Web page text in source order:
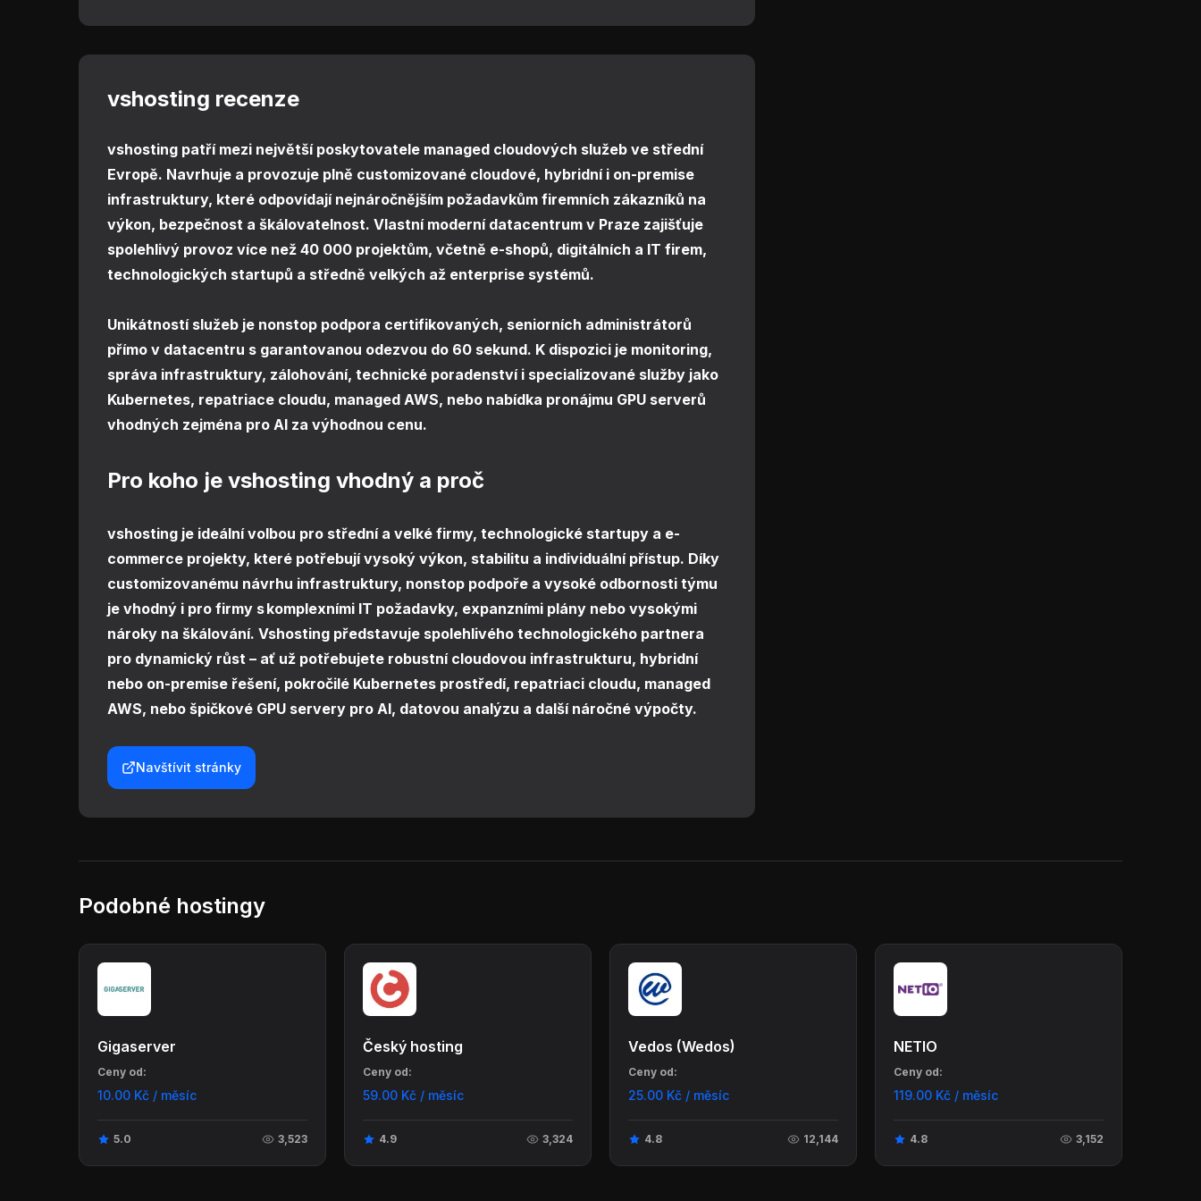
vshosting recenze
vshosting patří mezi největší poskytovatele managed cloudových služeb ve střední
Evropě. Navrhuje a provozuje plně customizované cloudové, hybridní i on-premise
infrastruktury, které odpovídají nejnáročnějším požadavkům firemních zákazníků na
výkon, bezpečnost a škálovatelnost. Vlastní moderní datacentrum v Praze zajišťuje
spolehlivý provoz více než 40 000 projektům, včetně e-shopů, digitálních a IT firem,
technologických startupů a středně velkých až enterprise systémů.
Unikátností služeb je nonstop podpora certifikovaných, seniorních administrátorů
přímo v datacentru s garantovanou odezvou do 60 sekund. K dispozici je monitoring,
správa infrastruktury, zálohování, technické poradenství i specializované služby jako
Kubernetes, repatriace cloudu, managed AWS, nebo nabídka pronájmu GPU serverů
vhodných zejména pro AI za výhodnou cenu.
Pro koho je vshosting vhodný a proč
vshosting je ideální volbou pro střední a velké firmy, technologické startupy a e-
commerce projekty, které potřebují vysoký výkon, stabilitu a individuální přístup. Díky
customizovanému návrhu infrastruktury, nonstop podpoře a vysoké odbornosti týmu
je vhodný i pro firmy s komplexními IT požadavky, expanzními plány nebo vysokými
nároky na škálování. Vshosting představuje spolehlivého technologického partnera
pro dynamický růst – ať už potřebujete robustní cloudovou infrastrukturu, hybridní
nebo on-premise řešení, pokročilé Kubernetes prostředí, repatriaci cloudu, managed
AWS, nebo špičkové GPU servery pro AI, datovou analýzu a další náročné výpočty.
Navštívit stránky
Podobné hostingy
Gigaserver
Ceny od:
10.00 Kč / měsíc
5.0 3,523
Český hosting
Ceny od:
59.00 Kč / měsíc
4.9 3,324
Vedos (Wedos)
Ceny od:
25.00 Kč / měsíc
4.8 12,144
NETIO
Ceny od:
119.00 Kč / měsíc
4.8 3,152